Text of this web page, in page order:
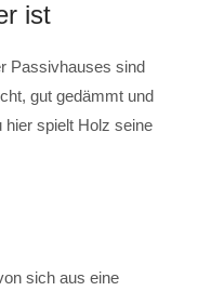
ist
Passivhauses sind
gut gedämmt und
hier spielt Holz seine
sich aus eine